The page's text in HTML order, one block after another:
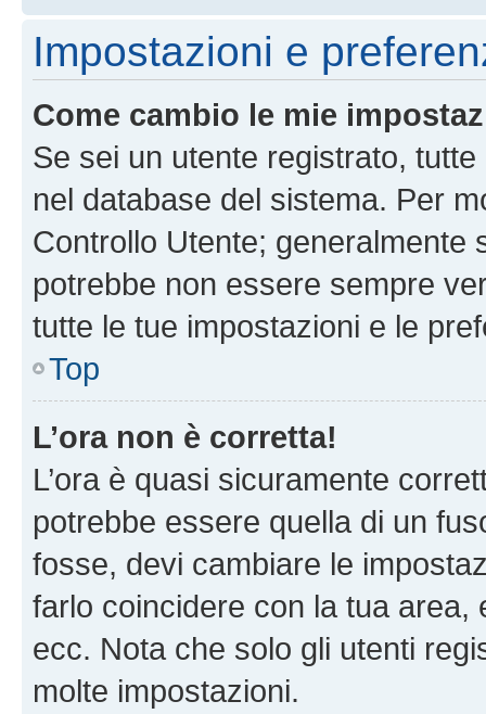
Impostazioni e
Come cambio le mie
Se sei un utente registrato,
nel database del sistema. Per
Controllo Utente; generalmente
potrebbe non essere sempre
tutte le tue impostazioni e le
Top
L’ora non è corretta!
L’ora è quasi sicuramente
potrebbe essere quella di un
fosse, devi cambiare le
farlo coincidere con la tua area,
ecc. Nota che solo gli utenti
molte impostazioni.